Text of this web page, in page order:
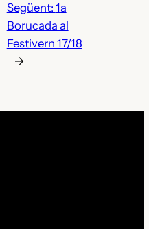
Següent: 1a
Borucada al
Festivern 17/18
→